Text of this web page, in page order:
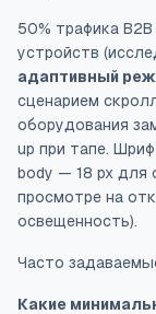
50% трафика
устройств
адаптивный
сценарием
оборудования
up при тапе.
body — 18 px для
просмотре на
освещенность).
Часто
Какие